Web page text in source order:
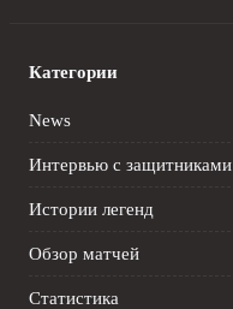
Категории
News
Интервью с защитниками
Истории легенд
Обзор матчей
Статистика